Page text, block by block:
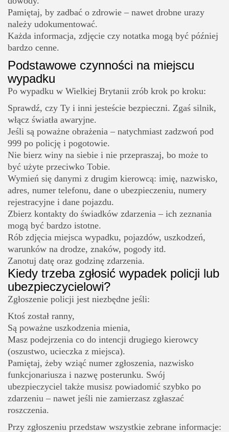
Pamiętaj, by zadbać o zdrowie – nawet drobne urazy
należy udokumentować.
Każda informacja, zdjęcie czy notatka mogą być później
bardzo cenne.
Podstawowe czynności na miejscu
wypadku
Po wypadku w Wielkiej Brytanii zrób krok po kroku:
Sprawdź, czy Ty i inni jesteście bezpieczni. Zgaś silnik,
włącz światła awaryjne.
Jeśli są poważne obrażenia – natychmiast zadzwoń pod
999 po policję i pogotowie.
Nie bierz winy na siebie i nie przepraszaj, bo może to
być użyte przeciwko Tobie.
Wymień się danymi z drugim kierowcą: imię, nazwisko,
adres, numer telefonu, dane o ubezpieczeniu, numery
rejestracyjne i dane pojazdu.
Zbierz kontakty do świadków zdarzenia – ich zeznania
mogą być bardzo istotne.
Rób zdjęcia miejsca wypadku, pojazdów, uszkodzeń,
warunków na drodze, znaków, pogody itd.
Zanotuj datę oraz godzinę zdarzenia.
Kiedy trzeba zgłosić wypadek policji lub
ubezpieczycielowi?
Zgłoszenie policji jest niezbędne jeśli:
Ktoś został ranny,
Są poważne uszkodzenia mienia,
Masz podejrzenia co do intencji drugiego kierowcy
(oszustwo, ucieczka z miejsca).
Pamiętaj, żeby wziąć numer zgłoszenia, nazwisko
funkcjonariusza i nazwę posterunku. Swój
ubezpieczyciel także musisz powiadomić szybko po
zdarzeniu – nawet jeśli nie zamierzasz zgłaszać
roszczenia.
Przy zgłoszeniu przedstaw wszystkie zebrane informacje: